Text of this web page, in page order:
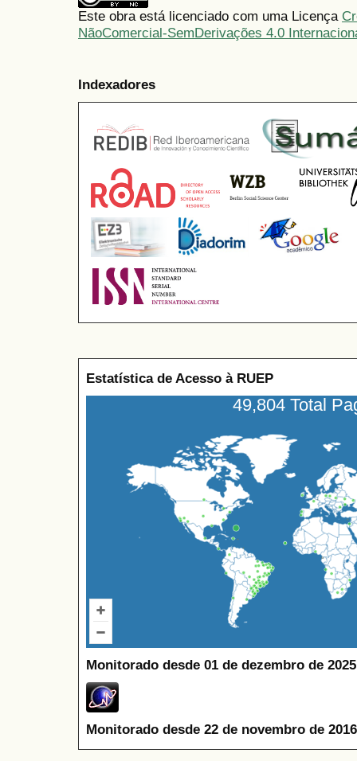
Este obra está licenciado com uma Licença
NãoComercial-SemDerivações 4.0
Indexadores
Estatística de Acesso à RUEP
49,804 Total
Monitorado desde 01 de dezembro de
Monitorado desde 22 de novembro de